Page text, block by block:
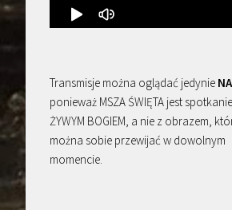
Transmisje można oglądać jedynie
ponieważ MSZA ŚWIĘTA jest
ŻYWYM BOGIEM, a nie z obrazem,
można sobie przewijać w dowolnym
momencie.